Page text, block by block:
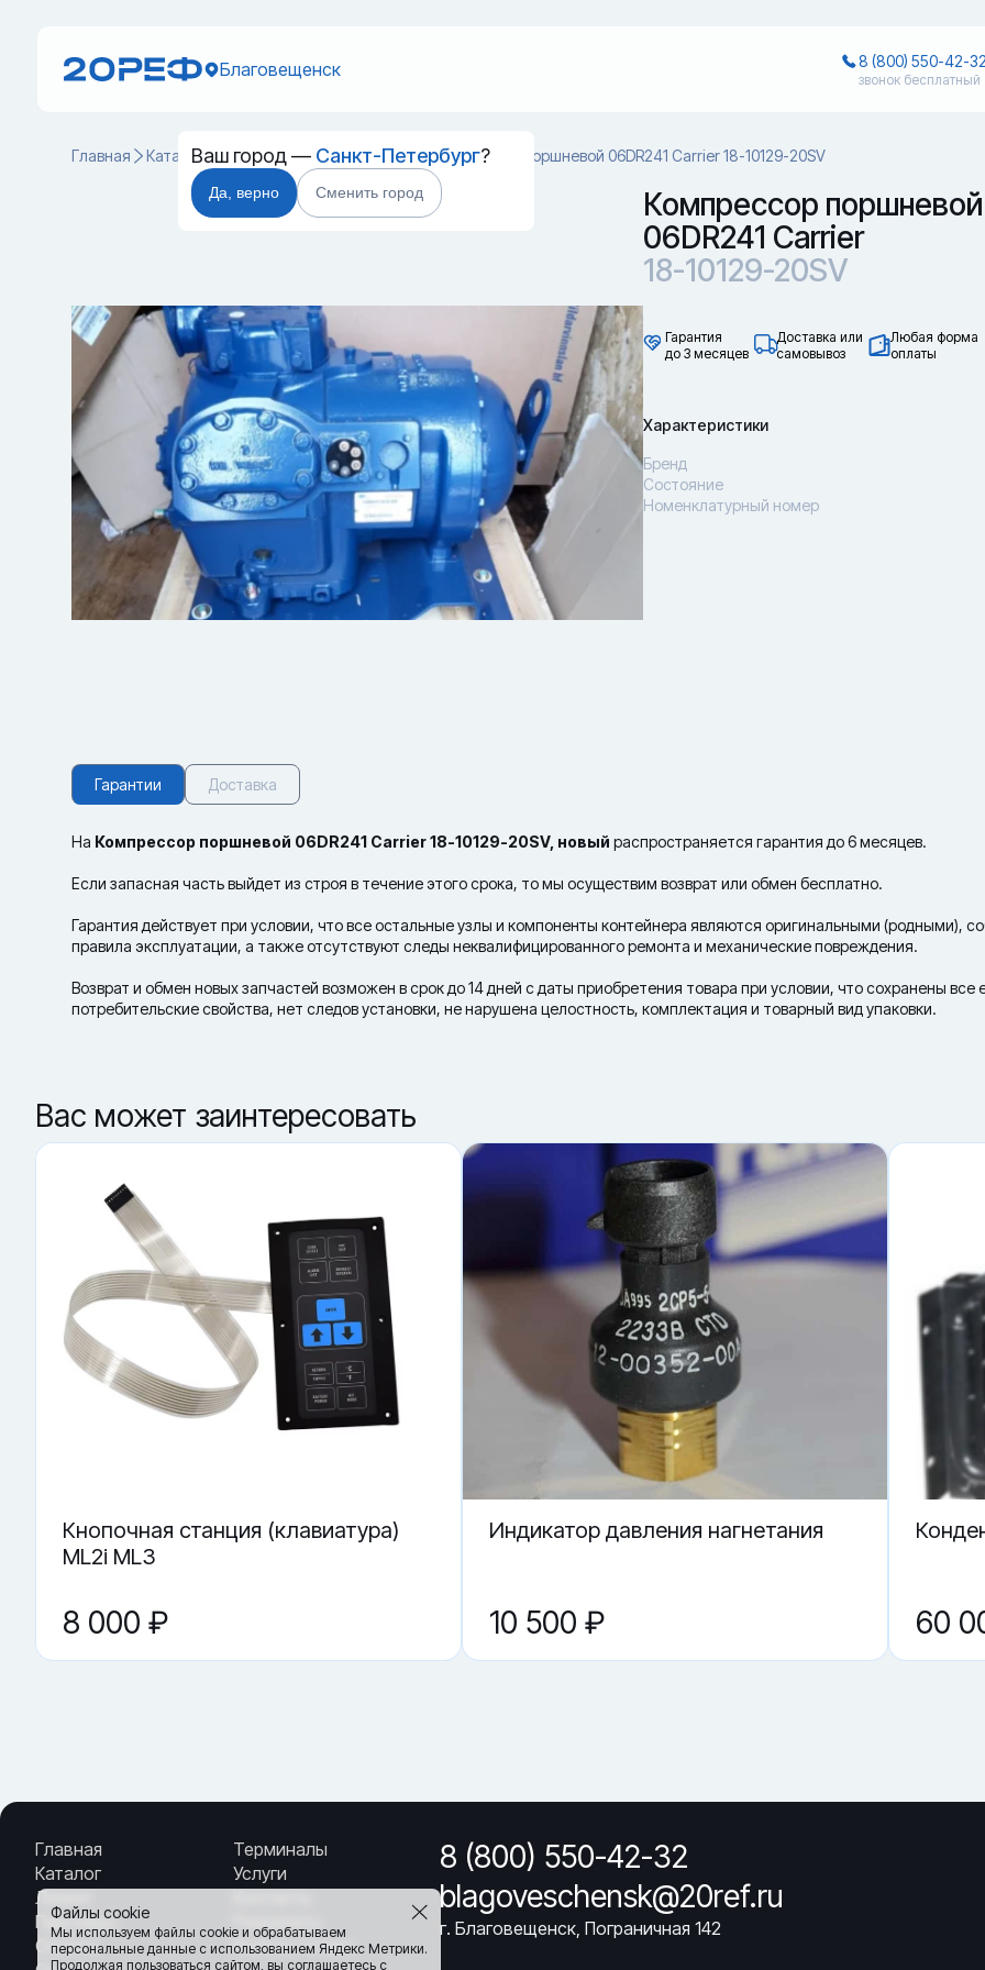
Благовещенск
Ваш город — Санкт-Петербург?
Да, верно Сменить город
8 (800) 550-42-
звонок бесплатный
Файлы cookie
Мы используем файлы cookie и обрабатываем
персональные данные с использованием Яндекс Метрики.
Продолжая пользоваться сайтом, вы соглашаетесь с
Главная Каталог Запчасти для контейнеров Компрессор поршневой 06DR241 Carrier 18-10129-20SV
Компрессор поршневой
06DR241 Carrier
18-10129-20SV
Гарантия
до 3 месяцев
Доставка или
самовывоз
Любая форма
оплаты
Характеристики
Бренд
Состояние
Номенклатурный номер
Гарантии Доставка
На Компрессор поршневой 06DR241 Carrier 18-10129-20SV, новый распространяется гарантия до 6 месяцев.
Если запасная часть выйдет из строя в течение этого срока, то мы осуществим возврат или обмен бесплатно.
Гарантия действует при условии, что все остальные узлы и компоненты контейнера являются оригинальными (родными),
правила эксплуатации, а также отсутствуют следы неквалифицированного ремонта и механические повреждения.
Возврат и обмен новых запчастей возможен в срок до 14 дней с даты приобретения товара при условии, что сохранены все
потребительские свойства, нет следов установки, не нарушена целостность, комплектация и товарный вид упаковки.
Вас может заинтересовать
Кнопочная станция (клавиатура)
ML2i ML3
8 000 ₽
Индикатор давления нагнетания
10 500 ₽ 60
Главная
Каталог
Лизинг
Партнёры
Оплата
Терминалы
Услуги
Реквизиты
Вопрос-Ответ
8 (800) 550-42-32
blagoveschensk@20ref.ru
г. Благовещенск, Пограничная 142